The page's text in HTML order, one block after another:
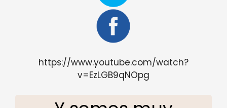
https://www.youtube.com/watch?
v=EzLGB9qNOpg